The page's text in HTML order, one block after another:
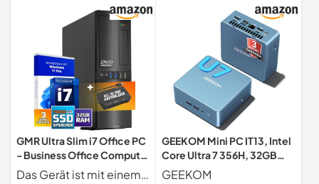
GMR Ultra Slim i7 Office PC
- Business Office Computer
| 3 Jahre Garantie | 32 GB
Das Gerät ist mit einem sehr schnellen i7 Prozessor sowie schnellen 32 GB DDR3 arbeitsspeicher ausgestattet, die mehr als genug Leistung für rechenintensive Anwendungen, Multitasking und Multimedia bereitstellen. Die große 4000 GB SSD ist ideal um all ihre Daten zu speichern. Der schnelle DVD-Brenner liest und brennt zuverlässig alles auf CD oder DVD.
GEEKOM Mini PC IT13, Intel
Core Ultra 7 356H, 32GB
DDR5 & 1TB SSD
GEEKOM